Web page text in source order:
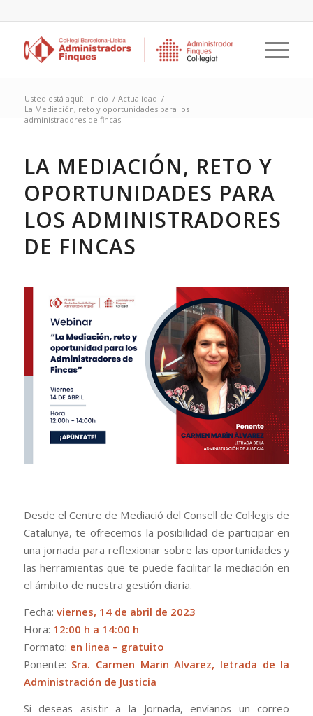
Usted está aquí: Inicio / Actualidad /
La Mediación, reto y oportunidades para los
administradores de fincas
LA MEDIACIÓN, RETO Y
OPORTUNIDADES PARA
LOS ADMINISTRADORES
DE FINCAS
Desde el Centre de Mediació del Consell de Col·legis de
Catalunya, te ofrecemos la posibilidad de participar en
una jornada para reflexionar sobre las oportunidades y
las herramientas que te puede facilitar la mediación en
el ámbito de nuestra gestión diaria.
Fecha: viernes, 14 de abril de 2023
Hora: 12:00 h a 14:00 h
Formato: en linea – gratuito
Ponente: Sra. Carmen Marin Alvarez, letrada de la
Administración de Justicia
Si deseas asistir a la Jornada, envíanos un correo